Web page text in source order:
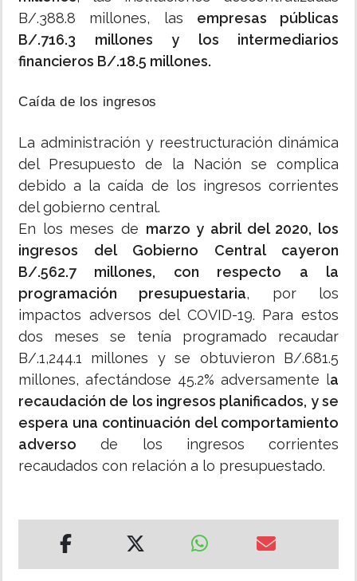
B/.388.8 millones, las empresas públicas
B/.716.3 millones y los intermediarios
financieros B/.18.5 millones.
Caída de los ingresos
La administración y reestructuración dinámica
del Presupuesto de la Nación se complica
debido a la caída de los ingresos corrientes
del gobierno central.
En los meses de marzo y abril del 2020, los
ingresos del Gobierno Central cayeron
B/.562.7 millones, con respecto a la
programación presupuestaria, por los
impactos adversos del COVID-19. Para estos
dos meses se tenía programado recaudar
B/.1,244.1 millones y se obtuvieron B/.681.5
millones, afectándose 45.2% adversamente la
recaudación de los ingresos planificados, y se
espera una continuación del comportamiento
adverso de los ingresos corrientes
recaudados con relación a lo presupuestado.